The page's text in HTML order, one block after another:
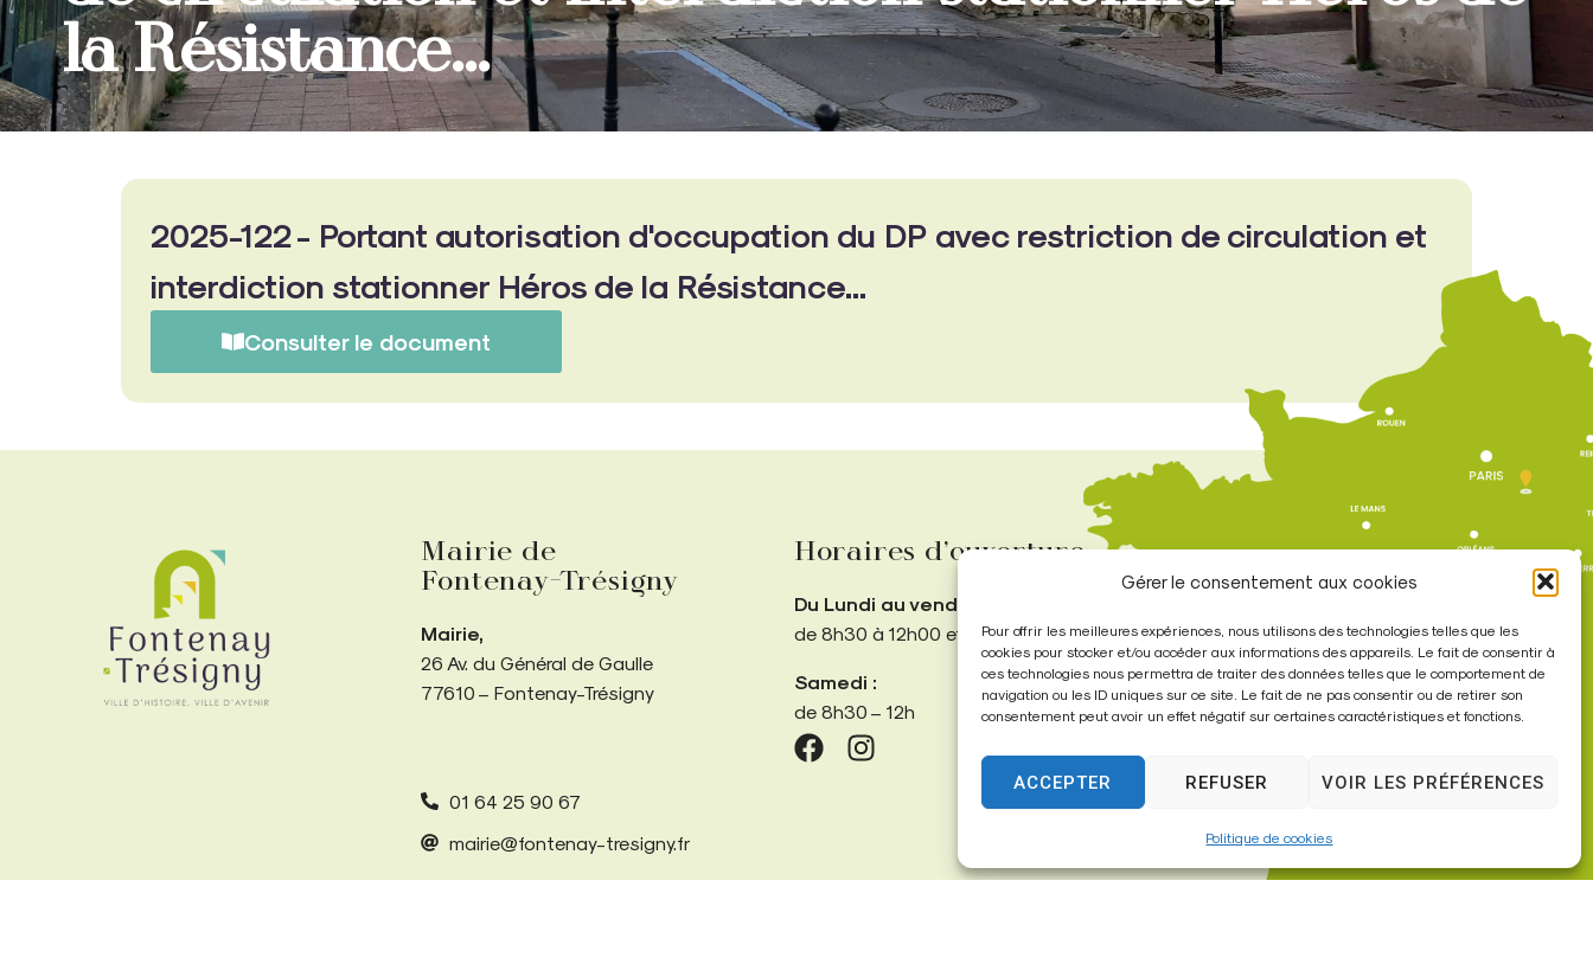
Gérer le consentement aux cookies
Pour offrir les meilleures expériences, nous utilisons des technologies telles que les
cookies pour stocker et/ou accéder aux informations des appareils. Le fait de consentir à
ces technologies nous permettra de traiter des données telles que le comportement de
navigation ou les ID uniques sur ce site. Le fait de ne pas consentir ou de retirer son
consentement peut avoir un effet négatif sur certaines caractéristiques et fonctions.
ACCEPTER REFUSER VOIR LES PRÉFÉRENCES
Politique de cookies
la Résistance…
2025-122 - Portant autorisation d'occupation du DP avec restriction de circulation et
interdiction stationner Héros de la Résistance...
Consulter le document
Mairie de
Fontenay-Trésigny
Mairie,
26 Av. du Général de Gaulle
77610 – Fontenay-Trésigny
01 64 25 90 67
mairie@fontenay-tresigny.fr
Horaires d’ouverture
Du Lundi au vendredi :
de 8h30 à 12h00 et de 13h30 à 17h30
Samedi :
de 8h30 – 12h